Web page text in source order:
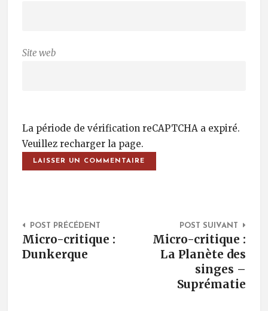
Site web
La période de vérification reCAPTCHA a expiré.
Veuillez recharger la page.
Post Navigation
POST PRÉCÉDENT
Micro-critique :
Dunkerque
POST SUIVANT
Micro-critique :
La Planète des
singes –
Suprématie